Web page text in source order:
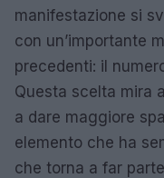
manifestazione si
con un’importante
precedenti: il
Questa scelta mira
a dare maggiore
elemento che ha
che torna a far